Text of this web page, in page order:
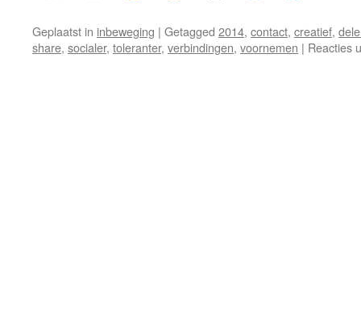
Geplaatst in inbeweging | Getagged 2014, contact, creatief,
share, socialer, toleranter, verbindingen, voornemen | Reacties